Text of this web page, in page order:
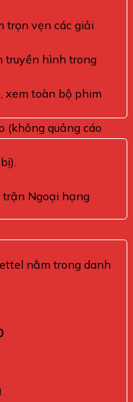
trọn vẹn các giải
truyền hình trong
xem toàn bộ phim
(không quảng cáo
trận Ngoại hạng
nằm trong danh